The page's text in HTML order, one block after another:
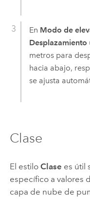
En Modo de
Desplazamiento
metros para
hacia abajo,
se ajusta
Clase
El estilo Clase es útil
específico a valores
capa de nube de